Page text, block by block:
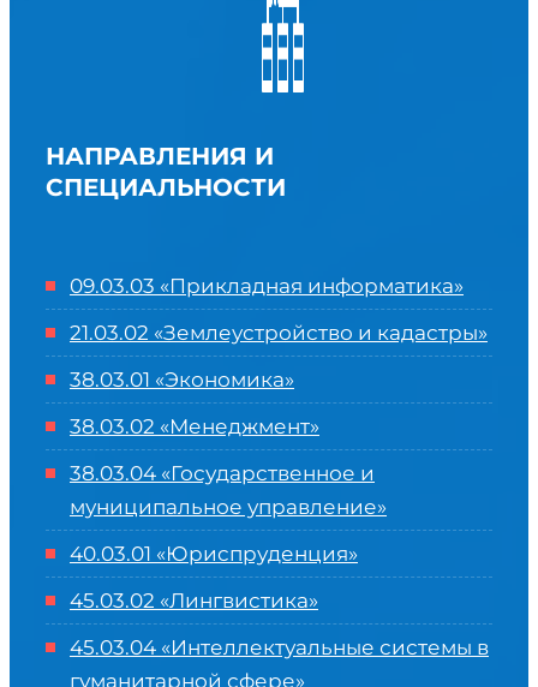
НАПРАВЛЕНИЯ И
СПЕЦИАЛЬНОСТИ
09.03.03 «Прикладная информатика»
21.03.02 «Землеустройство и кадастры»
38.03.01 «Экономика»
38.03.02 «Менеджмент»
38.03.04 «Государственное и
муниципальное управление»
40.03.01 «Юриспруденция»
45.03.02 «Лингвистика»
45.03.04 «Интеллектуальные системы в
гуманитарной сфере»